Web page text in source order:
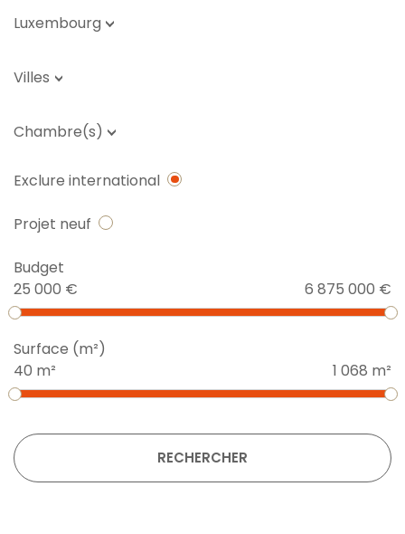
Luxembourg
Villes
Chambre(s)
Exclure international
Projet neuf
Budget
25 000 €
6 875 000 €
Surface (m²)
40 m²
1 068 m²
RECHERCHER